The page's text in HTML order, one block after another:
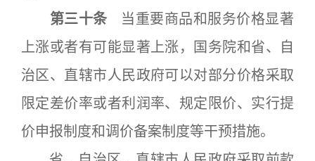
第三十条 当重要商品和服务价格显著
上涨或者有可能显著上涨，国务院和省、自
治区、直辖市人民政府可以对部分价格采取
限定差价率或者利润率、规定限价、实行提
价申报制度和调价备案制度等干预措施。